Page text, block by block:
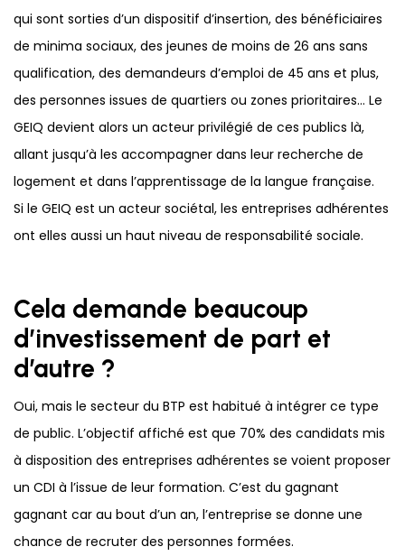
qui sont sorties d’un dispositif d’insertion, des bénéficiaires
de minima sociaux, des jeunes de moins de 26 ans sans
qualification, des demandeurs d’emploi de 45 ans et plus,
des personnes issues de quartiers ou zones prioritaires… Le
GEIQ devient alors un acteur privilégié de ces publics là,
allant jusqu’à les accompagner dans leur recherche de
logement et dans l’apprentissage de la langue française.
Si le GEIQ est un acteur sociétal, les entreprises adhérentes
ont elles aussi un haut niveau de responsabilité sociale.
Cela demande beaucoup
d’investissement de part et
d’autre ?
Oui, mais le secteur du BTP est habitué à intégrer ce type
de public. L’objectif affiché est que 70% des candidats mis
à disposition des entreprises adhérentes se voient proposer
un CDI à l’issue de leur formation. C’est du gagnant
gagnant car au bout d’un an, l’entreprise se donne une
chance de recruter des personnes formées.